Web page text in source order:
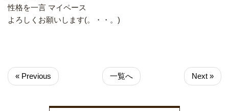
性格を一言 マイペース
よろしくお願いします(。・・。)
« Previous 一覧へ Next »